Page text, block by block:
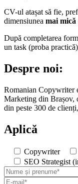
CV-ul atașat să fie,
dimensiunea mai
După completarea
un task (proba
Despre noi:
Romanian Copywriter
Marketing din Brașov,
din peste 300 de
Aplică
Copywriter
SEO Strategist